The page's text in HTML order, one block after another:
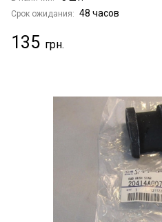
Срок ожидания: 48 часов
135